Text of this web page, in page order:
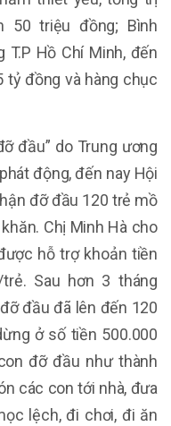
50 triệu đồng; Bình
T.P Hồ Chí Minh, đến
tỷ đồng và hàng chục
đầu” do Trung ương
động, đến nay Hội
đỡ đầu 120 trẻ mồ
Chị Minh Hà cho
hỗ trợ khoản tiền
Sau hơn 3 tháng
đầu đã lên đến 120
ở số tiền 500.000
đỡ đầu như thành
các con tới nhà, đưa
lệch, đi chơi, đi ăn